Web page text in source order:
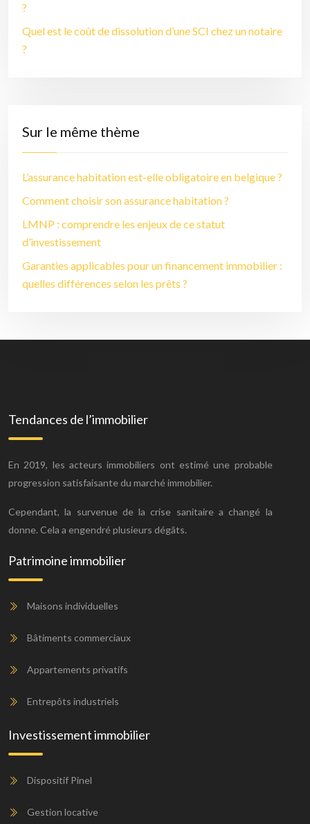
?
Quel est le coût de dissolution d’une SCI chez un notaire
?
Sur le même thème
L’assurance habitation est-elle obligatoire en belgique ?
Comment choisir son assurance habitation ?
LMNP : comprendre les enjeux de ce statut
d’investissement
Garanties applicables pour un financement immobilier :
quelles différences selon les prêts ?
Tendances de l’immobilier
En 2019, les acteurs immobiliers ont estimé une probable
progression satisfaisante du marché immobilier.
Cependant, la survenue de la crise sanitaire a changé la
donne. Cela a engendré plusieurs dégâts.
Patrimoine immobilier
Maisons individuelles
Bâtiments commerciaux
Appartements privatifs
Entrepôts industriels
Investissement immobilier
Dispositif Pinel
Gestion locative